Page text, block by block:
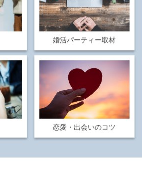
婚活パーティー取材
恋愛・出会いのコツ